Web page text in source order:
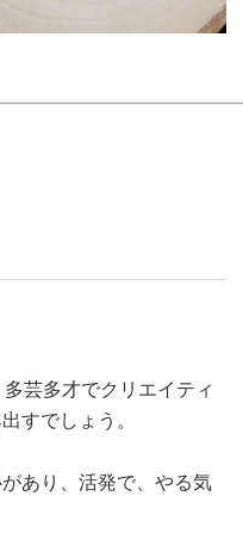
芸多才でクリエイティ
すでしょう。
あり、活発で、やる気